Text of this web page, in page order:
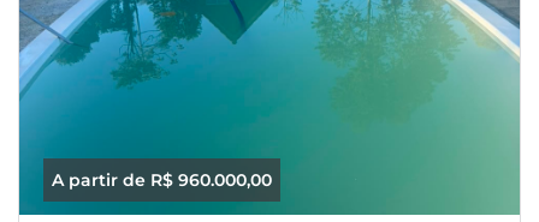
A partir de R$ 960.000,00